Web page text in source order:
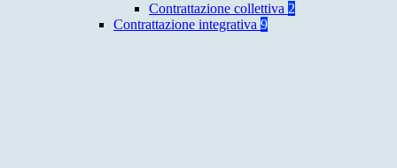
Contrattazione collettiva 2
Contrattazione integrativa 9